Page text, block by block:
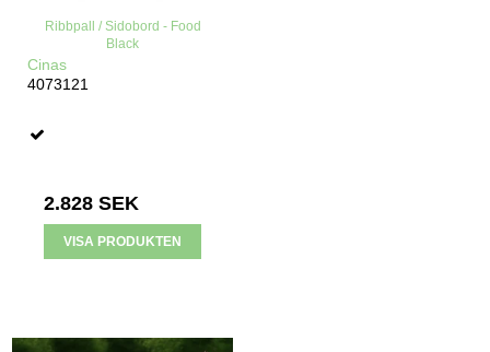
Ribbpall / Sidobord - Food
Black
Cinas
4073121
2.828 SEK
VISA PRODUKTEN